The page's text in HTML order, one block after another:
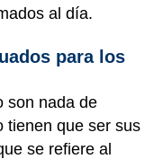
al día.
para los
son nada de
tienen que ser sus
se refiere al